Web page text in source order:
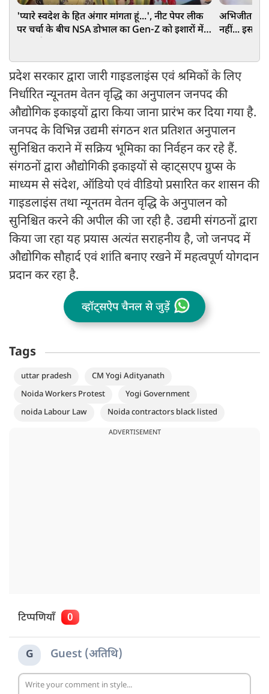
'प्यारे स्वदेश के हित अंगार मांगता हूं...', नीट पेपर लीक
पर चर्चा के बीच NSA डोभाल का Gen-Z को इशारों में
अभिजीत
नहीं... इस
प्रदेश सरकार द्वारा जारी गाइडलाइंस एवं श्रमिकों के लिए
निर्धारित न्यूनतम वेतन वृद्धि का अनुपालन जनपद की
औद्योगिक इकाइयों द्वारा किया जाना प्रारंभ कर दिया गया है.
जनपद के विभिन्न उद्यमी संगठन शत प्रतिशत अनुपालन
सुनिश्चित कराने में सक्रिय भूमिका का निर्वहन कर रहे हैं.
संगठनों द्वारा औद्योगिकी इकाइयों से व्हाट्सएप ग्रुप्स के
माध्यम से संदेश, ऑडियो एवं वीडियो प्रसारित कर शासन की
गाइडलाइंस तथा न्यूनतम वेतन वृद्धि के अनुपालन को
सुनिश्चित करने की अपील की जा रही है. उद्यमी संगठनों द्वारा
किया जा रहा यह प्रयास अत्यंत सराहनीय है, जो जनपद में
औद्योगिक सौहार्द एवं शांति बनाए रखने में महत्वपूर्ण योगदान
प्रदान कर रहा है.
व्हॉट्सऐप चैनल से जुड़ें
Tags
uttar pradesh
CM Yogi Adityanath
Noida Workers Protest
Yogi Government
noida Labour Law
Noida contractors black listed
ADVERTISEMENT
टिप्पणियाँ 0
G Guest (अतिथि)